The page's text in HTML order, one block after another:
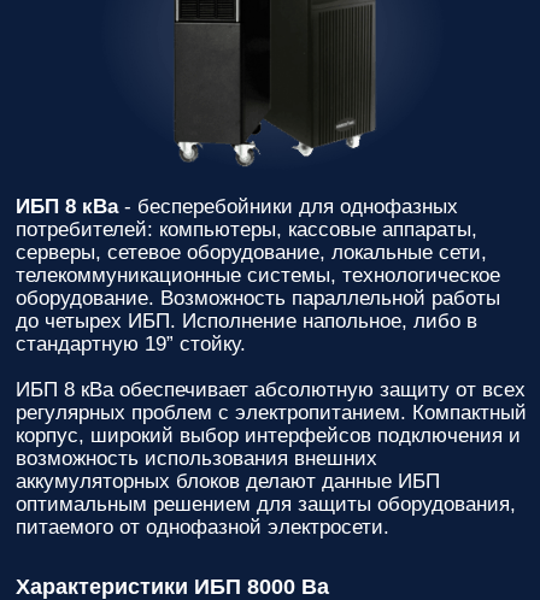
ИБП 8 кВа- бесперебойники для однофазных
потребителей: компьютеры, кассовые аппараты,
серверы, сетевое оборудование, локальные сети,
телекоммуникационные системы, технологическое
оборудование. Возможность параллельной работы
до четырех ИБП. Исполнение напольное, либо в
стандартную 19” стойку.
ИБП 8 кВа обеспечивает абсолютную защиту от всех
регулярных проблем с электропитанием. Компактный
корпус, широкий выбор интерфейсов подключения и
возможность использования внешних
аккумуляторных блоков делают данные ИБП
оптимальным решением для защиты оборудования,
питаемого от однофазной электросети.
Характеристики ИБП 8000 Ва